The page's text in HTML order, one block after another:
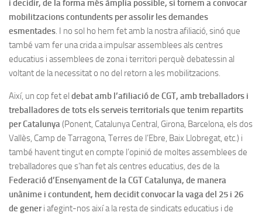
i decidir, de la forma més àmplia possible, si tornem a convocar
mobilitzacions contundents per assolir les demandes
esmentades. I no sol ho hem fet amb la nostra afiliació, sinó que
també vam fer una crida a impulsar assemblees als centres
educatius i assemblees de zona i territori perquè debatessin al
voltant de la necessitat o no del retorn a les mobilitzacions.
Així, un cop fet el debat amb l’afiliació de CGT, amb treballadors i
treballadores de tots els serveis territorials que tenim repartits
per Catalunya(Ponent, Catalunya Central, Girona, Barcelona, els dos
Vallès, Camp de Tarragona, Terres de l’Ebre, Baix Llobregat, etc.) i
també havent tingut en compte l’opinió de moltes assemblees de
treballadores que s’han fet als centres educatius, des de la
Federació d’Ensenyament de la CGT Catalunya, de manera
unànime i contundent, hem decidit convocar la vaga del 25 i 26
de generi afegint-nos així a la resta de sindicats educatius i de